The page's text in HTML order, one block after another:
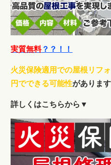
実質無料？？！！
火災保険適用での屋根リフ
円でできる可能性があります
詳しくはこちらから▼